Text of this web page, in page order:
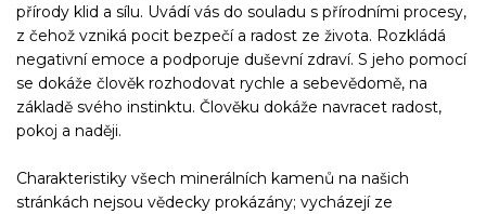
přírody klid a sílu. Uvádí vás do souladu s přírodními procesy,
z čehož vzniká pocit bezpečí a radost ze života. Rozkládá
negativní emoce a podporuje duševní zdraví. S jeho pomocí
se dokáže člověk rozhodovat rychle a sebevědomě, na
základě svého instinktu. Člověku dokáže navracet radost,
pokoj a naději.
Charakteristiky všech minerálních kamenů na našich
stránkách nejsou vědecky prokázány; vycházejí ze